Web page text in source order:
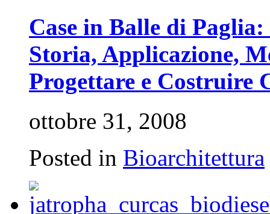
Case in Balle di
Storia, Applicazione,
Progettare e Costruire
ottobre 31, 2008
Posted in Bioarchitettura